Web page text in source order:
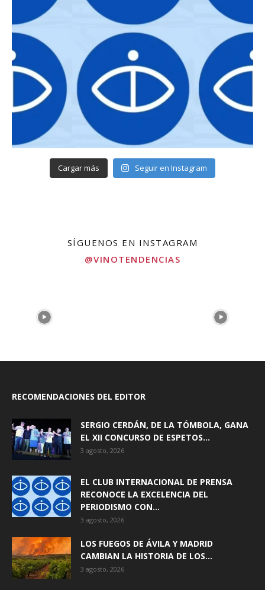
Cargar más Seguir en Instagram
SÍGUENOS EN INSTAGRAM
@VINOTENDENCIAS
RECOMENDACIONES DEL EDITOR
SERGIO CERDÁN, DE LA TÓMBOLA, GANA
EL XII CONCURSO DE ESPETOS...
3 agosto, 2026
EL CLUB INTERNACIONAL DE PRENSA
RECONOCE LA EXCELENCIA DEL
PERIODISMO CON...
3 agosto, 2026
LOS FUEGOS DE ÁVILA Y MADRID
CAMBIAN LA HISTORIA DE LOS...
3 agosto, 2026